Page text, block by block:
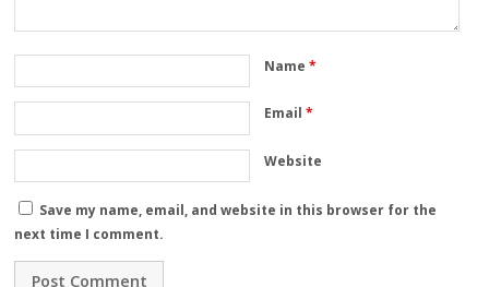
Name*
Email*
Website
Save my name, email, and website in this browser for the
next time I comment.